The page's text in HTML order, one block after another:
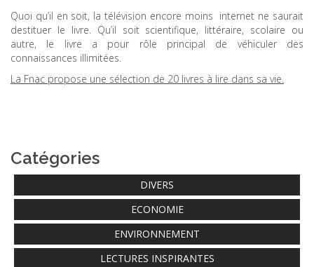
Quoi qu’il en soit, la télévision encore moins internet ne saurait
destituer le livre. Qu’il soit scientifique, littéraire, scolaire ou
autre, le livre a pour rôle principal de véhiculer des
connaissances illimitées.
La Fnac propose une sélection de 20 livres à lire dans sa vie.
Catégories
DIVERS
ECONOMIE
ENVIRONNEMENT
LECTURES INSPIRANTES